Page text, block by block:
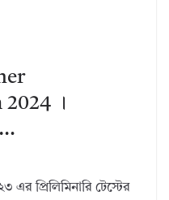
।
এর প্রিলিমিনারি টেস্টের